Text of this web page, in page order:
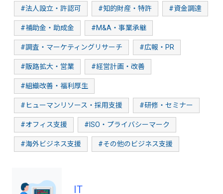
#法人設立・許認可 #知的財産・特許 #資金調達
#補助金・助成金 #M&A・事業承継
#調査・マーケティングリサーチ #広報・PR
#販路拡大・営業 #経営計画・改善
#組織改善・福利厚生
#ヒューマンリソース・採用支援 #研修・セミナー
#オフィス支援 #ISO・プライバシーマーク
#海外ビジネス支援 #その他のビジネス支援
IT